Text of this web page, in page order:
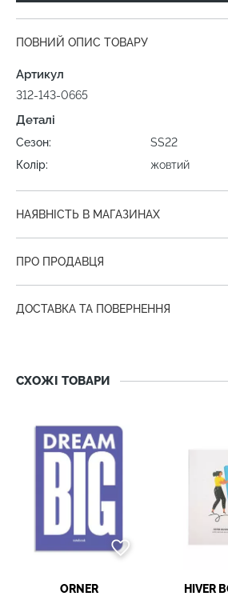
ПОВНИЙ ОПИС ТОВАРУ
Артикул
312-143-0665
Деталі
Сезон:
SS22
Колір:
жовтий
НАЯВНІСТЬ В МАГАЗИНАХ
ПРО ПРОДАВЦЯ
ДОСТАВКА ТА ПОВЕРНЕННЯ
СХОЖІ ТОВАРИ
ORNER HIVER